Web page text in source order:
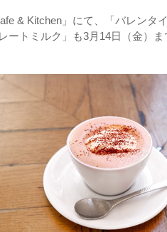
& Kitchen」にて、「バレン
ートミルク」も3月14日（金）ま